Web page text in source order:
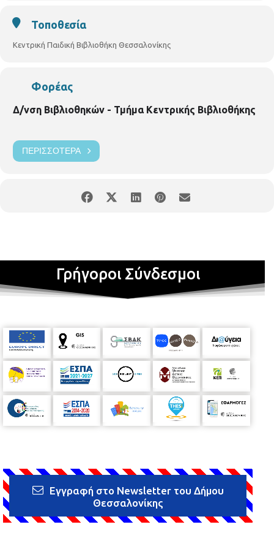
Τοποθεσία
Κεντρική Παιδική Βιβλιοθήκη Θεσσαλονίκης
Φορέας
Δ/νση Βιβλιοθηκών - Τμήμα Κεντρικής Βιβλιοθήκης
ΠΕΡΙΣΣΌΤΕΡΑ
Γρήγοροι Σύνδεσμοι
Εγγραφή στο Newsletter του Δήμου
Θεσσαλονίκης